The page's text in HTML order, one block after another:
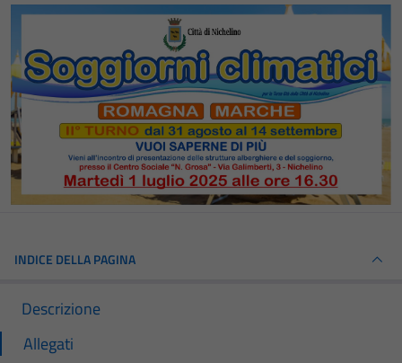
INDICE DELLA PAGINA
Descrizione
Allegati